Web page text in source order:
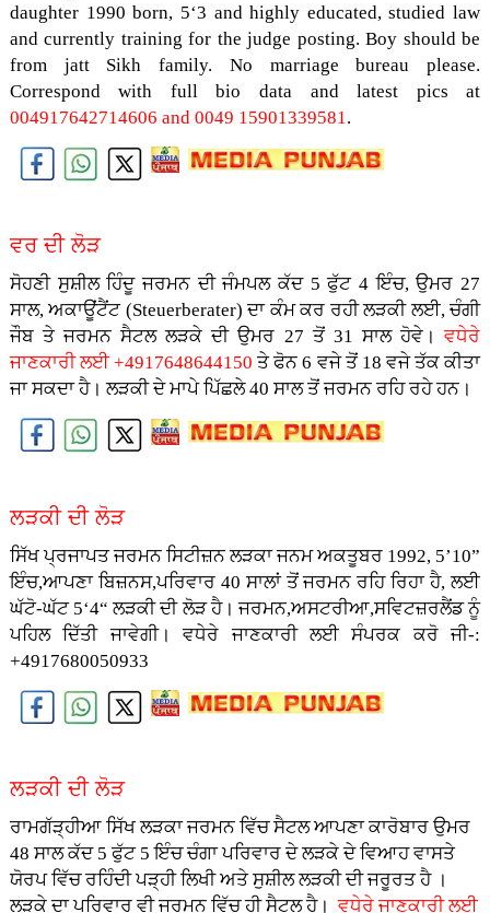
daughter 1990 born, 5‘3 and highly educated, studied law
and currently training for the judge posting. Boy should be
from jatt Sikh family. No marriage bureau please.
Correspond with full bio data and latest pics at
004917642714606 and 0049 15901339581 .
ਵਰ ਦੀ ਲੋੜ
ਸੋਹਣੀ ਸੁਸ਼ੀਲ ਹਿੰਦੂ ਜਰਮਨ ਦੀ ਜੰਮਪਲ ਕੱਦ 5 ਫੁੱਟ 4 ਇੰਚ, ਉਮਰ 27
ਸਾਲ, ਅਕਾਊਂਟੈਂਟ (Steuerberater) ਦਾ ਕੰਮ ਕਰ ਰਹੀ ਲੜਕੀ ਲਈ, ਚੰਗੀ
ਜੌਬ ਤੇ ਜਰਮਨ ਸੈਟਲ ਲੜਕੇ ਦੀ ਉਮਰ 27 ਤੋਂ 31 ਸਾਲ ਹੋਵੇ।ਵਧੇਰੇ
ਜਾਣਕਾਰੀ ਲਈ +4917648644150 ਤੇ ਫੋਨ 6 ਵਜੇ ਤੋਂ 18 ਵਜੇ ਤੱਕ ਕੀਤਾ
ਜਾ ਸਕਦਾ ਹੈ। ਲੜਕੀ ਦੇ ਮਾਪੇ ਪਿੱਛਲੇ 40 ਸਾਲ ਤੋਂ ਜਰਮਨ ਰਹਿ ਰਹੇ ਹਨ।
ਲੜਕੀ ਦੀ ਲੋੜ
ਸਿੱਖ ਪ੍ਰਜਾਪਤ ਜਰਮਨ ਸਿਟੀਜ਼ਨ ਲੜਕਾ ਜਨਮ ਅਕਤੂਬਰ 1992, 5’10”
ਇੰਚ,ਆਪਣਾ ਬਿਜ਼ਨਸ,ਪਰਿਵਾਰ 40 ਸਾਲਾਂ ਤੋਂ ਜਰਮਨ ਰਹਿ ਰਿਹਾ ਹੈ, ਲਈ
ਘੱਟੋ-ਘੱਟ 5‘4“ ਲੜਕੀ ਦੀ ਲੋੜ ਹੈ। ਜਰਮਨ,ਅਸਟਰੀਆ,ਸਵਿਟਜ਼ਰਲੈਂਡ ਨੂੰ
ਪਹਿਲ ਦਿੱਤੀ ਜਾਵੇਗੀ।ਵਧੇਰੇ ਜਾਣਕਾਰੀ ਲਈ ਸੰਪਰਕ ਕਰੋ ਜੀ-:
+4917680050933
ਲੜਕੀ ਦੀ ਲੋੜ
ਰਾਮਗੱੜ੍ਹੀਆ ਸਿੱਖ ਲੜਕਾ ਜਰਮਨ ਵਿੱਚ ਸੈਟਲ ਆਪਣਾ ਕਾਰੋਬਾਰ ਉਮਰ
48 ਸਾਲ ਕੱਦ 5 ਫੁੱਟ 5 ਇੰਚ ਚੰਗਾ ਪਰਿਵਾਰ ਦੇ ਲੜਕੇ ਦੇ ਵਿਆਹ ਵਾਸਤੇ
ਯੋਰਪ ਵਿੱਚ ਰਹਿੰਦੀ ਪੜ੍ਹੀ ਲਿਖੀ ਅਤੇ ਸੁਸ਼ੀਲ ਲੜਕੀ ਦੀ ਜਰੂਰਤ ਹੈ ।
ਲੜਕੇ ਦਾ ਪਰਿਵਾਰ ਵੀ ਜਰਮਨ ਵਿੱਚ ਹੀ ਸੈਟਲ ਹੈ।ਵਧੇਰੇ ਜਾਣਕਾਰੀ ਲਈ